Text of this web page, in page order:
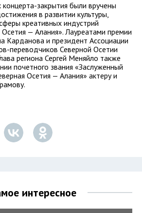
закрытия были вручены
в развитии культуры,
креативных индустрий
Осетия — Алания». Лауреатами премии
Карданова и президент Ассоциации
переводчиков Северной Осетии
региона Сергей Меняйло также
почетного звания «Заслуженный
Осетия — Алания» актеру и
интересное